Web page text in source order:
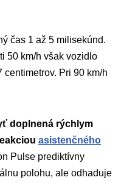
čas 1 až 5 milisekúnd.
50 km/h však vozidlo
Pri 90 km/h
doplnená rýchlym
asistenčného
Pulse prediktívny
polohu, ale odhaduje